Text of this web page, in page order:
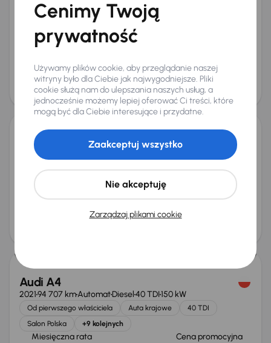
202297 916 km AutomatBenzyna + Hybryda
Auta krajowe 35 TFSI Salon Polska
+4 kolejnych
Miesięczna rata
Cena
95 000 zł
Audi A4
198 191 km
2.0 TDI Automat Skóra Navi +6 kolejnych
Miesięczna rata
od 238 zł
Cena promocyjna
38 000 zł
Audi A4
202194 707 kmAutomatDiesel40 TDI150 kW
Od pierwszego właściciela Auta krajowe
40 TDI
Salon Polska
+9 kolejnych
Miesięczna rata Cena promocyjna
Cenimy Twoją
prywatność
Używamy plików cookie, aby przeglądanie naszej
witryny było dla Ciebie jak najwygodniejsze. Pliki
cookie służą nam do ulepszania naszych usług, a
jednocześnie możemy lepiej oferować Ci treści, które
mogą być dla Ciebie interesujące i przydatne.
Zarządzaj plikami cookie
Nie akceptuję
Zaakceptuj wszystko